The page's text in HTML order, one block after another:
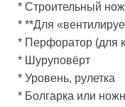
* Строительный
* **Для
* Перфоратор (для
* Шуруповёрт
* Уровень, рулетка
* Болгарка или